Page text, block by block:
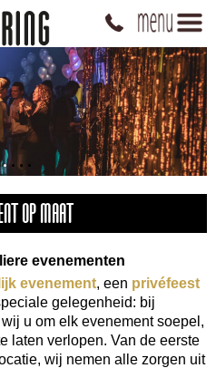
OP MAAT
evenementen
evenement, een privéfeest
gelegenheid: bij
u om elk evenement soepel,
laten verlopen. Van de eerste
wij nemen alle zorgen uit